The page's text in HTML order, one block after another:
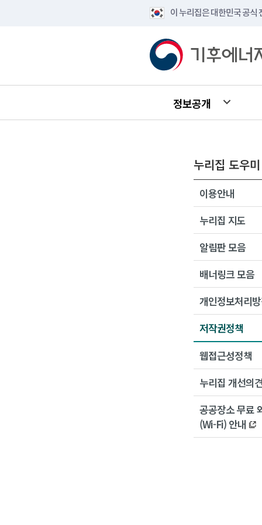
이 누리집은 대한민국 공식
정보공개
누리집 도우미
이용안내
누리집 지도
알림판 모음
배너링크 모음
개인정보처리
저작권정책
웹접근성정책
누리집 개선의
공공장소 무료
(Wi-Fi) 안내